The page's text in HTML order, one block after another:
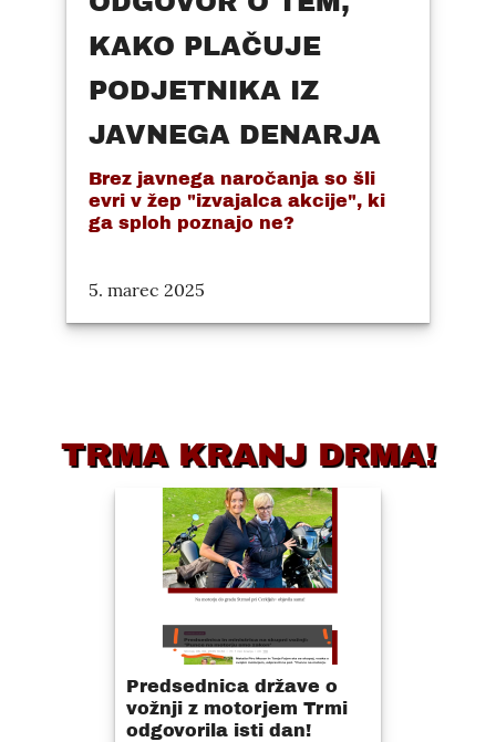
KAKO PLAČUJE
PODJETNIKA IZ
JAVNEGA DENARJA
Brez javnega naročanja so šli
evri v žep "izvajalca akcije", ki
ga sploh poznajo ne?
5. marec 2025
TRMA KRANJ DRMA!
Predsednica države o
vožnji z motorjem Trmi
odgovorila isti dan!